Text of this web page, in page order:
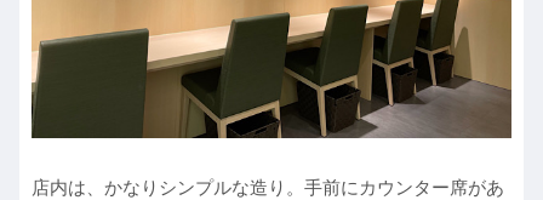
店内は、かなりシンプルな造り。手前にカウンター席があ